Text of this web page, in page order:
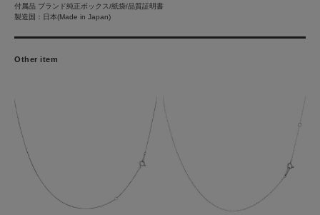
付属品 ブランド純正ボックス/紙袋/品質証明書
製造国：日本(Made in Japan)
Other item